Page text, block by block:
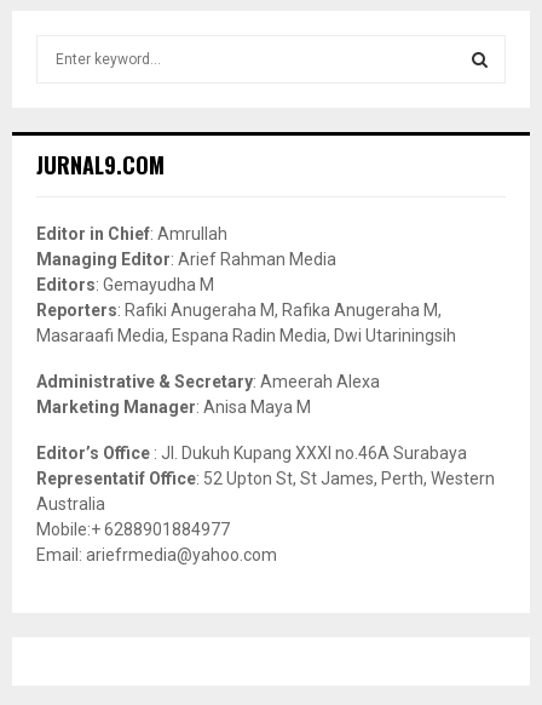
h
o
r
:
JURNAL9.COM
Editor in Chief: Amrullah
Managing Editor: Arief Rahman Media
Editors: Gemayudha M
Reporters: Rafiki Anugeraha M, Rafika Anugeraha M,
Masaraafi Media, Espana Radin Media, Dwi Utariningsih
Administrative & Secretary: Ameerah Alexa
Marketing Manager: Anisa Maya M
Editor’s Office : Jl. Dukuh Kupang XXXI no.46A Surabaya
Representatif Office: 52 Upton St, St James, Perth, Western
Australia
Mobile:+ 6288901884977
Email: ariefrmedia@yahoo.com